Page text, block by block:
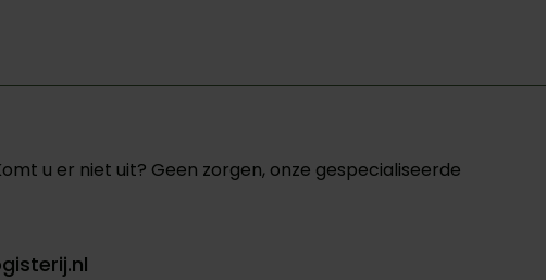
u er niet uit? Geen zorgen, onze gespecialiseerde